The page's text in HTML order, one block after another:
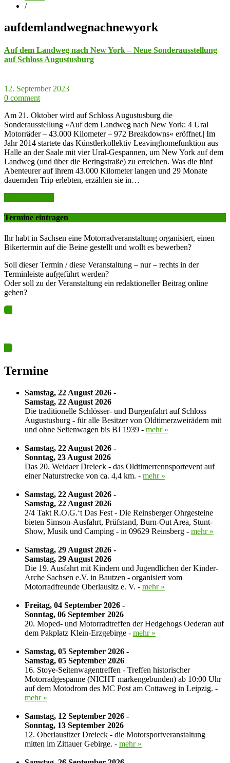
/
aufdemlandwegnachnewyork
Auf dem Landweg nach New York – Neue Sonderausstellung
auf Schloss Augustusburg
12. September 2023
0 comment
Am 21. Oktober wird auf Schloss Augustusburg die
Sonderausstellung »Auf dem Landweg nach New York: 4 Ural
Motorräder – 43.000 Kilometer – 972 Breakdowns« eröffnet.| Im
Jahr 2014 startete das Künstlerkollektiv Leavinghomefunktion aus
Halle an der Saale mit vier Ural-Gespannen, um New York auf dem
Landweg (und über die Beringstraße) zu erreichen. Was die fünf
Abenteurer auf ihrem 43.000 Kilometer langen und 29 Monate
dauernden Trip erlebten, erzählen sie in…
Termine eintragen
Ihr habt in Sachsen eine Motorradveranstaltung organisiert, einen
Bikertermin auf die Beine gestellt und wollt es bewerben?
Soll dieser Termin / diese Veranstaltung – nur – rechts in der
Terminleiste aufgeführt werden?
Oder soll zu der Veranstaltung ein redaktioneller Beitrag online
gehen?
Termine
Samstag, 22 August 2026 -
Samstag, 22 August 2026
Die traditionelle Schlösser- und Burgenfahrt auf Schloss
Augustusburg - für alle Besitzer von Oldtimerzweirädern mit
und ohne Seitenwagen bis BJ 1939 - mehr »
Samstag, 22 August 2026 -
Sonntag, 23 August 2026
Das 20. Weidaer Dreieck - das Oldtimerrennsportevent auf
einer Naturstrecke von ca. 4,4 km. - mehr »
Samstag, 22 August 2026 -
Samstag, 22 August 2026
2/4 Takt R.O.G.‘t Das Fest - Die Reinsberger Ohrgesteine
bieten Simson-Ausfahrt, Prüfstand, Burn-Out Area, Stunt-
Show, Musik und Camping - in 09629 Reinsberg - mehr »
Samstag, 29 August 2026 -
Samstag, 29 August 2026
Die 19. Ausfahrt mit Kindern und Jugendlichen der Kinder-
Arche Sachsen e.V. in Bautzen - organisiert vom
Motorradfreunde Oberlausitz e. V. - mehr »
Freitag, 04 September 2026 -
Sonntag, 06 September 2026
20. Moped- und Motorradtreffen der Hedgehogs Oederan auf
dem Pakplatz Klein-Erzgebirge - mehr »
Samstag, 05 September 2026 -
Samstag, 05 September 2026
16. Stoye-Seitenwagentreffen - Treffen historischer
Motorradgespanne (NICHT markengebunden) ab 10:00 Uhr
auf dem Motodrom des MC Post am Cottaweg in Leipzig. -
mehr »
Samstag, 12 September 2026 -
Sonntag, 13 September 2026
12. Oberlausitzer Dreieck - die Motorsportveranstaltung
mitten im Zittauer Gebirge. - mehr »